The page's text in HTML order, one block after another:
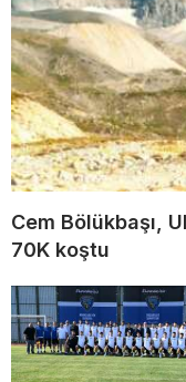
Cem Bölükbaşı,
70K koştu